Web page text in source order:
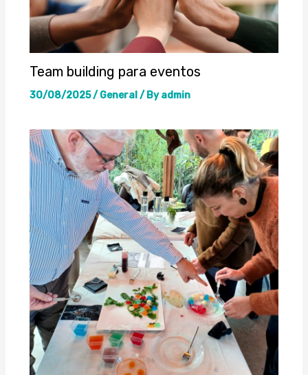
Team building para eventos
30/08/2025/ General/ Byadmin